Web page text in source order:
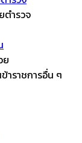
ตำรวจ
ย
าราชการอื่น ๆ